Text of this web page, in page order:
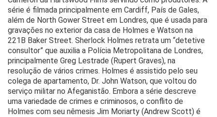
série é filmada principalmente em Cardiff, País de Gales,
além de North Gower Street em Londres, que é usada ​​para
gravações no exterior da casa de Holmes e Watson na
221B Baker Street. Sherlock Holmes retrata um “detetive
consultor” que auxilia a Polícia Metropolitana de Londres,
principalmente Greg Lestrade (Rupert Graves), na
resolução de vários crimes. Holmes é assistido pelo seu
colega de apartamento, Dr. John Watson, que voltou do
serviço militar no Afeganistão. Embora a série descreve
uma variedade de crimes e criminosos, o conflito de
Holmes com seu nêmesis Jim Moriarty (Andrew Scott) é